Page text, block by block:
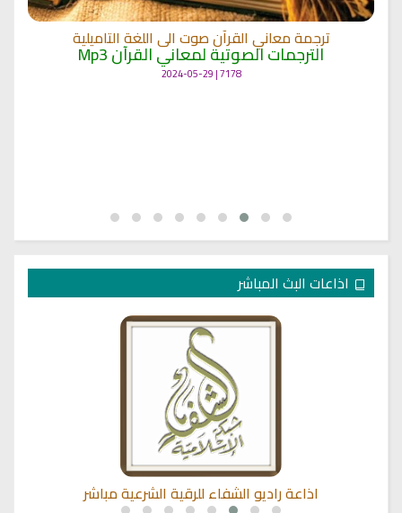
ترجمة معاني القرآن صوت الى اللغة التاميلية
الترجمات الصوتية لمعاني القرآن Mp3
7178 | 2024-05-29
اذاعات البث المباشر
اذاعة راديو الشفاء للرقية الشرعية مباشر